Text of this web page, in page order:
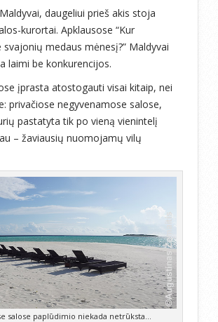
daugeliui prieš akis stoja
kurortai. Apklausose “Kur
medaus mėnesį?” Maldyvai
laimi be konkurencijos.
įprasta atostogauti visai kitaip, nei
privačiose negyvenamose salose,
pastatyta tik po vieną vienintelį
– žaviausių nuomojamų vilų
salose paplūdimio niekada netrūksta…